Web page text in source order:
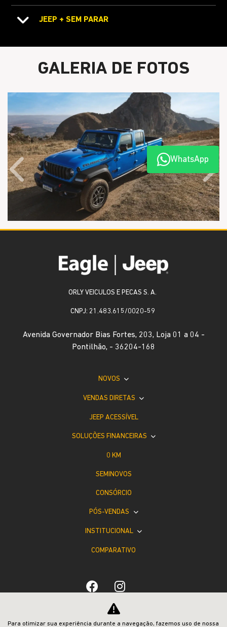
JEEP + SEM PARAR
GALERIA DE FOTOS
Anterior
WhatsApp
ORLY VEICULOS E PECAS S. A.
CNPJ: 21.483.615/0020-59
Avenida Governador Bias Fortes, 203, Loja 01 a 04 -
Pontilhão, - 36204-168
NOVOS
VENDAS DIRETAS
JEEP ACESSÍVEL
SOLUÇÕES FINANCEIRAS
0 KM
SEMINOVOS
CONSÓRCIO
PÓS-VENDAS
INSTITUCIONAL
COMPARATIVO
Para otimizar sua experiência durante a navegação, fazemos uso de nossa